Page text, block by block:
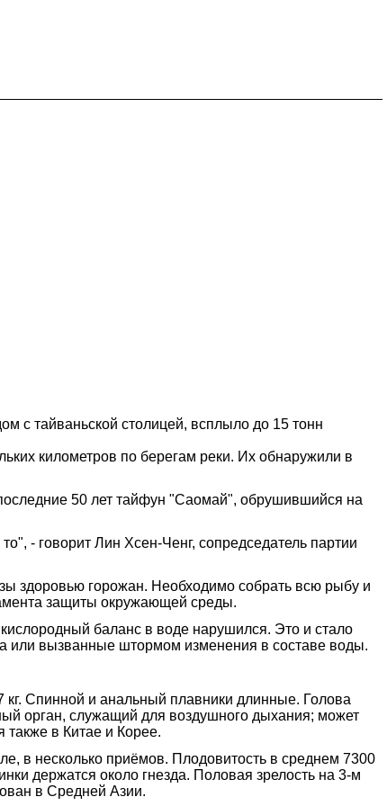
с тайваньской столицей, всплыло до 15 тонн
километров по берегам реки. Их обнаружили в
50 лет тайфун "Саомай", обрушившийся на
- говорит Лин Хсен-Ченг, сопредседатель партии
здоровью горожан. Необходимо собрать всю рыбу и
защиты окружающей среды.
баланс в воде нарушился. Это и стало
или вызванные штормом изменения в составе воды.
Спинной и анальный плавники длинные. Голова
орган, служащий для воздушного дыхания; может
также в Китае и Корее.
в несколько приёмов. Плодовитость в среднем 7300
держатся около гнезда. Половая зрелость на 3-м
в Средней Азии.